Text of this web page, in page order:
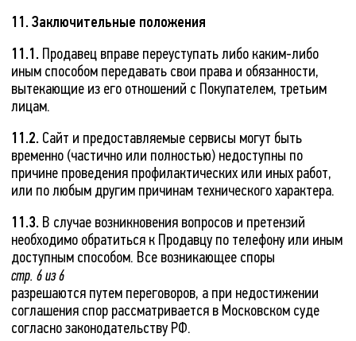
11. Заключительные положения
11.1. Продавец вправе переуступать либо каким-либо
иным способом передавать свои права и обязанности,
вытекающие из его отношений с Покупателем, третьим
лицам.
11.2. Сайт и предоставляемые сервисы могут быть
временно (частично или полностью) недоступны по
причине проведения профилактических или иных работ,
или по любым другим причинам технического характера.
11.3. В случае возникновения вопросов и претензий
необходимо обратиться к Продавцу по телефону или иным
доступным способом. Все возникающее споры
стр. 6 из 6
разрешаются путем переговоров, а при недостижении
соглашения спор рассматривается в Московском суде
согласно законодательству РФ.